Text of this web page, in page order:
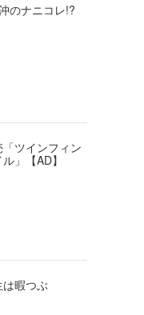
のナニコレ!?
ツインフィン
」【AD】
は暇つぶ